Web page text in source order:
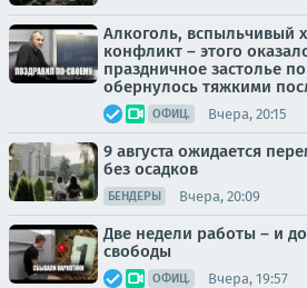
Алкоголь, вспыльчивый
конфликт – этого
праздничное застолье
обернулось тяжкими
ОФИЦ. Вчера, 20:15
9 августа ожидается
без осадков
БЕНДЕРЫ Вчера, 20:09
Две недели работы – и
свободы
ОФИЦ. Вчера, 19:57